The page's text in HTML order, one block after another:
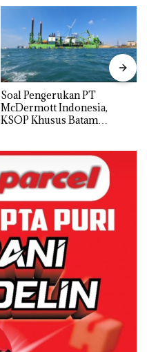
‎Soal Pengerukan PT
McDermott Indonesia,
KSOP Khusus Batam